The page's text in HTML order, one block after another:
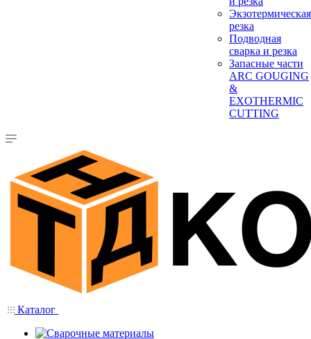
Экзотермическая
резка
Подводная
сварка и резка
Запасные части
ARC GOUGING
&
EXOTHERMIC
CUTTING
Каталог